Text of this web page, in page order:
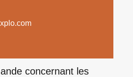
concernant les